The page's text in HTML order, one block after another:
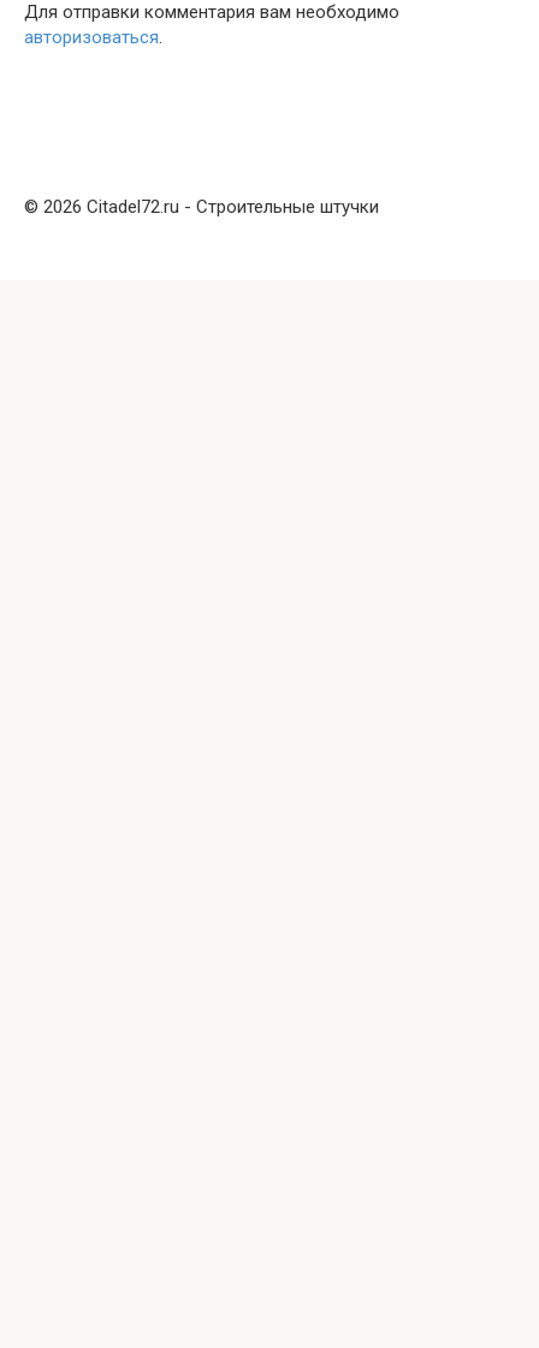
Для отправки комментария вам необходимо
авторизоваться.
© 2026 Citadel72.ru - Строительные штучки